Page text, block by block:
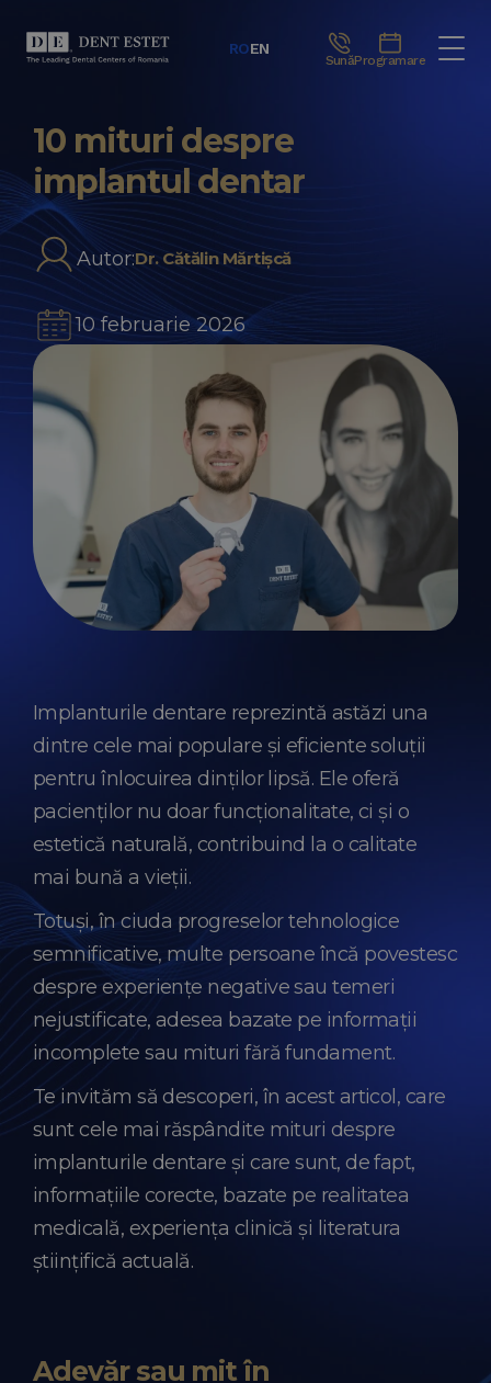
ROEN
SunăProgramare
10 mituri despre
implantul dentar
Autor:Dr. Cătălin Mărtișcă
10 februarie 2026
Implanturile dentare reprezintă astăzi una
dintre cele mai populare și eficiente soluții
pentru înlocuirea dinților lipsă. Ele oferă
pacienților nu doar funcționalitate, ci și o
estetică naturală, contribuind la o calitate
mai bună a vieții.
Totuși, în ciuda progreselor tehnologice
semnificative, multe persoane încă povestesc
despre experiențe negative sau temeri
nejustificate, adesea bazate pe informații
incomplete sau mituri fără fundament.
Te invităm să descoperi, în acest articol, care
sunt cele mai răspândite mituri despre
implanturile dentare și care sunt, de fapt,
informațiile corecte, bazate pe realitatea
medicală, experiența clinică și literatura
științifică actuală.
Adevăr sau mit în